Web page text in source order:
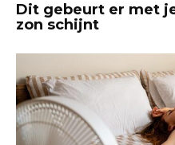
Dit gebeurt er met
zon schijnt